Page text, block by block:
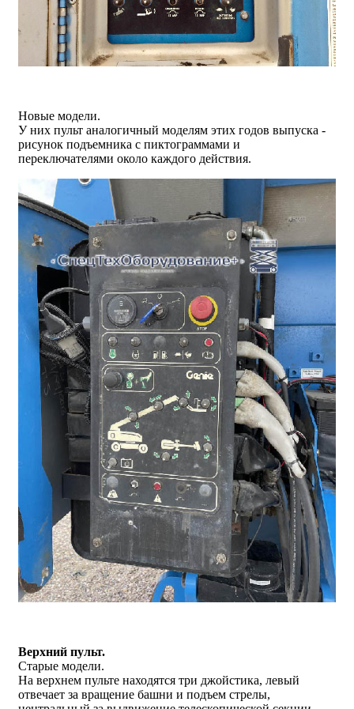
Новые модели.
У них пульт аналогичный моделям этих годов выпуска -
рисунок подъемника с пиктограммами и
переключателями около каждого действия.
Верхний пульт.
Старые модели.
На верхнем пульте находятся три джойстика, левый
отвечает за вращение башни и подъем стрелы,